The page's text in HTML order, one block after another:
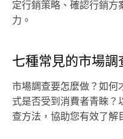
定行銷策略、確認行銷方
力。
七種常見的市場調
市場調查要怎麼做？如何
式是否受到消費者青睞？
查方法，協助您有效了解